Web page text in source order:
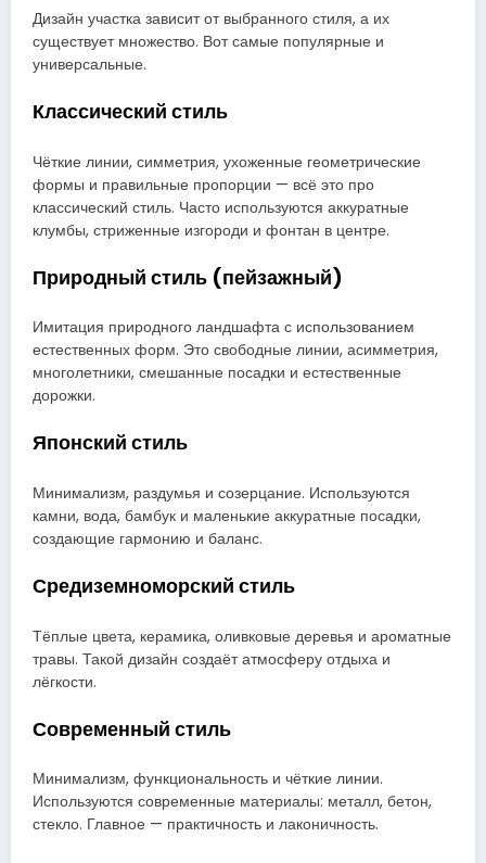
Дизайн участка зависит от выбранного стиля, а их
существует множество. Вот самые популярные и
универсальные.
Классический стиль
Чёткие линии, симметрия, ухоженные геометрические
формы и правильные пропорции — всё это про
классический стиль. Часто используются аккуратные
клумбы, стриженные изгороди и фонтан в центре.
Природный стиль (пейзажный)
Имитация природного ландшафта с использованием
естественных форм. Это свободные линии, асимметрия,
многолетники, смешанные посадки и естественные
дорожки.
Японский стиль
Минимализм, раздумья и созерцание. Используются
камни, вода, бамбук и маленькие аккуратные посадки,
создающие гармонию и баланс.
Средиземноморский стиль
Тёплые цвета, керамика, оливковые деревья и ароматные
травы. Такой дизайн создаёт атмосферу отдыха и
лёгкости.
Современный стиль
Минимализм, функциональность и чёткие линии.
Используются современные материалы: металл, бетон,
стекло. Главное — практичность и лаконичность.